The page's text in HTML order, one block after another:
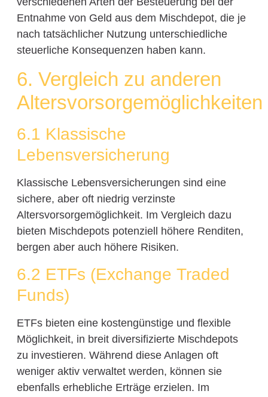
Entnahme von Geld aus dem Mischdepot, die je
nach tatsächlicher Nutzung unterschiedliche
steuerliche Konsequenzen haben kann.
6. Vergleich zu anderen
Altersvorsorgemöglichkeiten
6.1 Klassische
Lebensversicherung
Klassische Lebensversicherungen sind eine
sichere, aber oft niedrig verzinste
Altersvorsorgemöglichkeit. Im Vergleich dazu
bieten Mischdepots potenziell höhere Renditen,
bergen aber auch höhere Risiken.
6.2 ETFs (Exchange Traded
Funds)
ETFs bieten eine kostengünstige und flexible
Möglichkeit, in breit diversifizierte Mischdepots
zu investieren. Während diese Anlagen oft
weniger aktiv verwaltet werden, können sie
ebenfalls erhebliche Erträge erzielen. Im